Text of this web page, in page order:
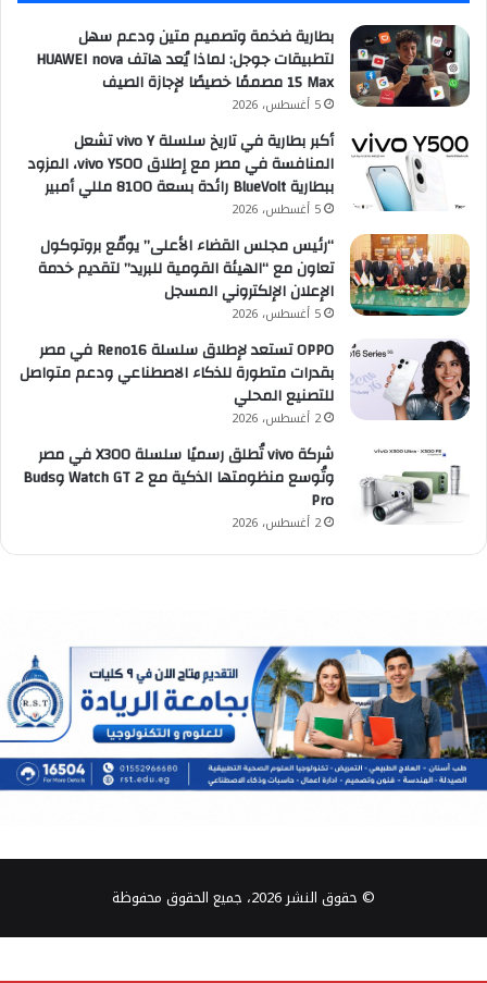
بطارية ضخمة وتصميم متين ودعم سهل
لتطبيقات جوجل: لماذا يُعد هاتف HUAWEI nova
15 Max مصممًا خصيصًا لإجازة الصيف
5 أغسطس، 2026
أكبر بطارية في تاريخ سلسلة vivo Y تشعل
المنافسة في مصر مع إطلاق vivo Y500، المزود
ببطارية BlueVolt رائدة بسعة 8100 مللي أمبير
5 أغسطس، 2026
“رئيس مجلس القضاء الأعلى” يوقّع بروتوكول
تعاون مع “الهيئة القومية للبريد” لتقديم خدمة
الإعلان الإلكتروني المسجل
5 أغسطس، 2026
OPPO تستعد لإطلاق سلسلة Reno16 في مصر
بقدرات متطورة للذكاء الاصطناعي ودعم متواصل
للتصنيع المحلي
2 أغسطس، 2026
شركة vivo تُطلق رسميًا سلسلة X300 في مصر
وتُوسع منظومتها الذكية مع Watch GT 2 وBuds
Pro
2 أغسطس، 2026
© حقوق النشر 2026، جميع الحقوق محفوظة